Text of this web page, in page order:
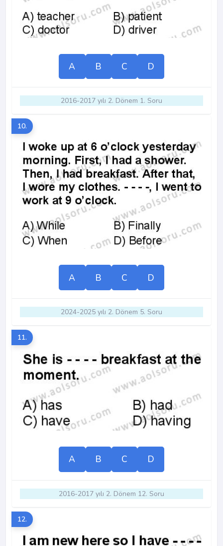
A B C D
2016-2017 yılı 2. Dönem 1. Soru
10.
A B C D
2024-2025 yılı 2. Dönem 5. Soru
11.
A B C D
2016-2017 yılı 2. Dönem 12. Soru
12.